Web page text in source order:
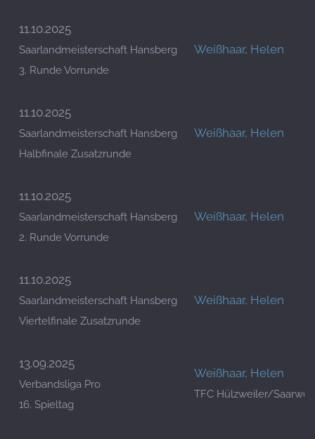
11.10.2025
Saarlandmeisterschaft Hansberg
3. Runde Vorrunde
Weißhaar, Helen
11.10.2025
Saarlandmeisterschaft Hansberg
Halbfinale Zusatzrunde
Weißhaar, Helen
11.10.2025
Saarlandmeisterschaft Hansberg
2. Runde Vorrunde
Weißhaar, Helen
11.10.2025
Saarlandmeisterschaft Hansberg
Viertelfinale Zusatzrunde
Weißhaar, Helen
13.09.2025
Verbandsliga Pro
16. Spieltag
Weißhaar, Helen
TFC Hülzweiler/